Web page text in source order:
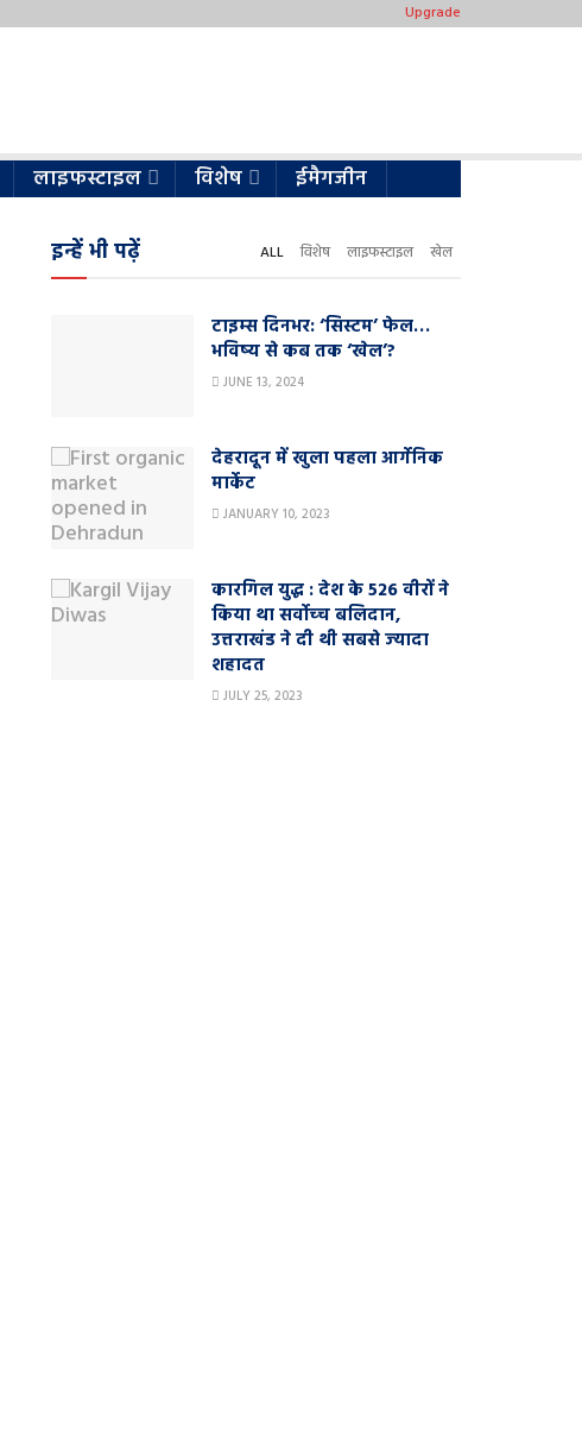
Upgrade
लाइफस्टाइल विशेष ईमैगजीन
इन्हें भी पढ़ें ALL विशेष लाइफस्टाइल खेल
टाइम्स दिनभर: ‘सिस्टम’ फेल…
भविष्य से कब तक ‘खेल’?
JUNE 13, 2024
देहरादून में खुला पहला आर्गेनिक
मार्केट
JANUARY 10, 2023
कारगिल युद्ध : देश के 526 वीरों ने
किया था सर्वोच्‍च बलिदान,
उत्तराखंड ने दी थी सबसे ज्‍यादा
शहादत
JULY 25, 2023